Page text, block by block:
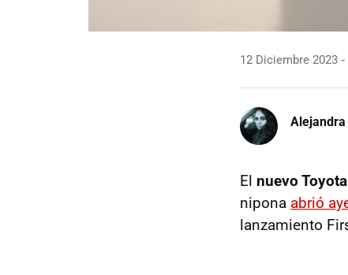
12 Diciembre 2023
Alejandra
El nuevo
nipona abrió
lanzamiento